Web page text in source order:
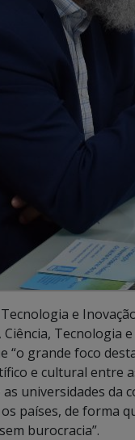
e
Tecnologia
“o grande foco
e cultural entre
universidades da
países, de forma
burocracia”.